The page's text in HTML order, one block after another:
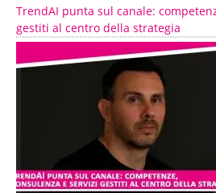
TrendAI punta sul canale:
gestiti al centro della strategia